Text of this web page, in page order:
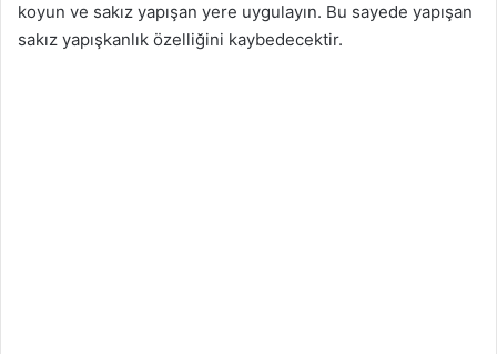
koyun ve sakız yapışan yere uygulayın. Bu sayede yapışan
sakız yapışkanlık özelliğini kaybedecektir.